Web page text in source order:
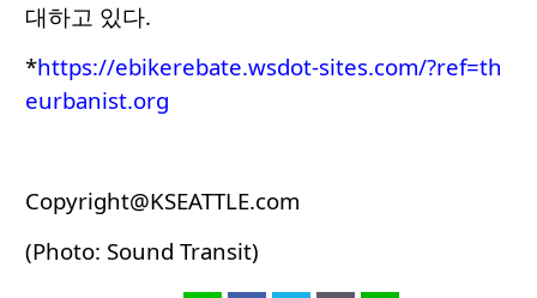
대하고 있다.
*https://ebikerebate.wsdot-sites.com/?ref=th
eurbanist.org
Copyright@KSEATTLE.com
(Photo: Sound Transit)